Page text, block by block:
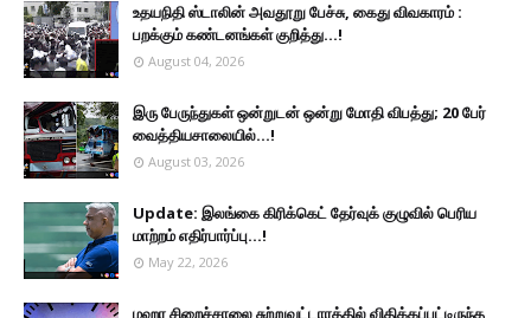
உதயநிதி ஸ்டாலின் அவதூறு பேச்சு, கைது விவகாரம் :
பறக்கும் கண்டனங்கள் குறித்து...!
August 04, 2026
இரு ப‍ேருந்துகள் ஒன்றுடன் ஒன்று மோதி விபத்து; 20 பேர்
வைத்தியசாலையில்...!
August 03, 2026
Update: இலங்கை கிரிக்கெட் தேர்வுக் குழுவில் பெரிய
மாற்றம் எதிர்பார்ப்பு...!
May 22, 2026
மஹர சிறைச்சாலை சுற்றுவட்டாரத்தில் விதிக்கப்பட்டிருந்த